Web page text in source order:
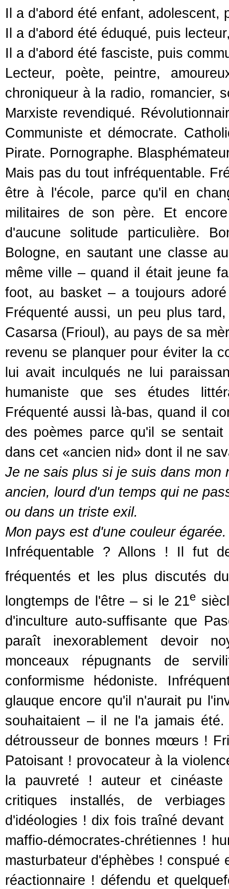
Il a d'abord été enfant, adolescent,
Il a d'abord été éduqué, puis
Il a d'abord été fasciste, puis
Lecteur, poète, peintre,
chroniqueur à la radio, romancier,
Marxiste revendiqué.
Communiste et démocrate.
Pirate. Pornographe.
Mais pas du tout infréquentable.
être à l'école, parce qu'il en
militaires de son père. Et
d'aucune solitude particulière.
Bologne, en sautant une classe
même ville – quand il était jeune
foot, au basket – a toujours
Fréquenté aussi, un peu plus
Casarsa (Frioul), au pays de sa
revenu se planquer pour éviter la
lui avait inculqués ne lui
humaniste que ses études
Fréquenté aussi là-bas, quand il
des poèmes parce qu'il se
dans cet «ancien nid» dont il ne
Je ne sais plus si je suis dans mon
ancien, lourd d'un temps qui ne
ou dans un triste exil.
Mon pays est d'une couleur égarée.
Infréquentable ? Allons ! Il fut
fréquentés et les plus discutés
longtemps de l'être – si le 21e
d'inculture auto-suffisante que
paraît inexorablement devoir
monceaux répugnants de
conformisme hédoniste.
glauque encore qu'il n'aurait pu
souhaitaient – il ne l'a jamais
détrousseur de bonnes mœurs !
Patoisant ! provocateur à la
la pauvreté ! auteur et
critiques installés, de
d'idéologies ! dix fois traîné
maffio-démocrates-chrétiennes !
masturbateur d'éphèbes !
réactionnaire ! défendu et